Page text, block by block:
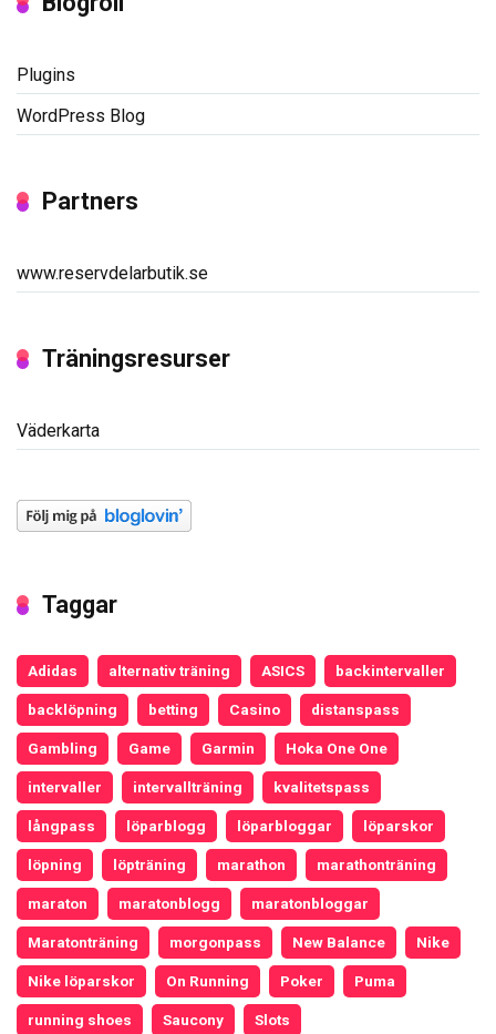
Plugins
WordPress Blog
Partners
www.reservdelarbutik.se
Träningsresurser
Väderkarta
Taggar
Adidas alternativ träning ASICS backintervaller
backlöpning betting Casino distanspass
Gambling Game Garmin Hoka One One
intervaller intervallträning kvalitetspass
långpass löparblogg löparbloggar löparskor
löpning löpträning marathon marathonträning
maraton maratonblogg maratonbloggar
Maratonträning morgonpass New Balance Nike
Nike löparskor On Running Poker Puma
running shoes Saucony Slots